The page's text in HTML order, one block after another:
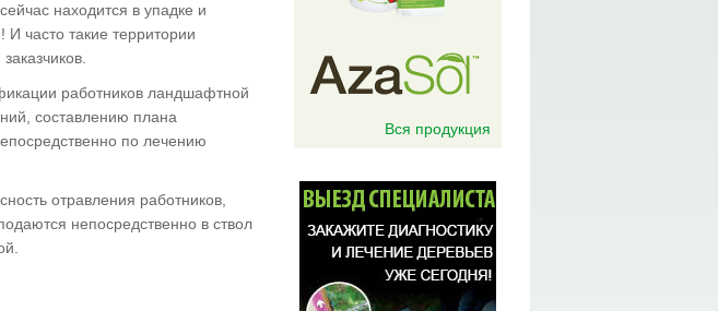
находится в упадке и
часто такие территории
работников ландшафтной
составлению плана
по лечению
отравления работников,
непосредственно в ствол
Вся продукция